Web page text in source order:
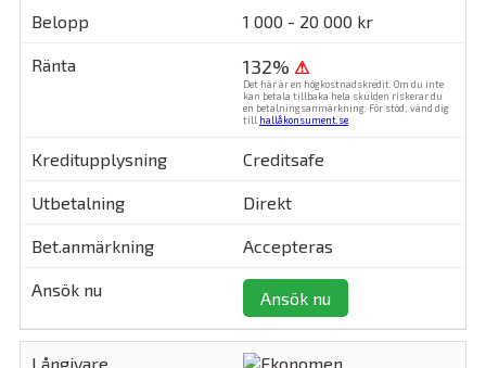
1 000 - 20 000 kr
132% ⚠
Det här är en högkostnadskredit. Om du inte
kan betala tillbaka hela skulden riskerar du
en betalningsanmärkning. För stöd, vänd dig
till hallåkonsument.se
Creditsafe
Direkt
Accepteras
Ansök nu